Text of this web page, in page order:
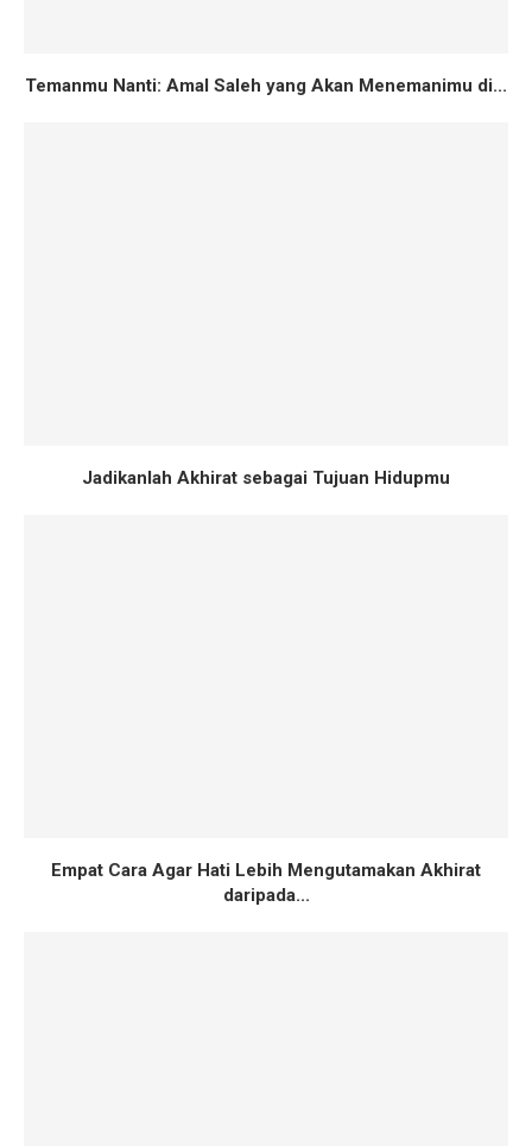
Temanmu Nanti: Amal Saleh yang Akan Menemanimu di...
Jadikanlah Akhirat sebagai Tujuan Hidupmu
Empat Cara Agar Hati Lebih Mengutamakan Akhirat
daripada...